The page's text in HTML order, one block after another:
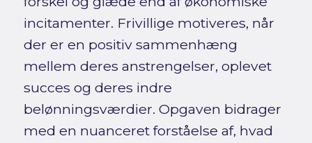
incitamenter. Frivillige motiveres, når
der er en positiv sammenhæng
mellem deres anstrengelser, oplevet
succes og deres indre
belønningsværdier. Opgaven bidrager
med en nuanceret forståelse af, hvad